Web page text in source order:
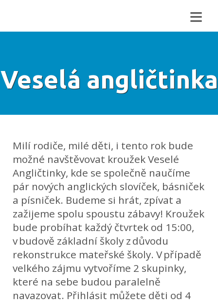
≡
Veselá angličtinka
Milí rodiče, milé děti, i tento rok bude
možné navštěvovat kroužek Veselé
Angličtinky, kde se společně naučíme
pár nových anglických slovíček, básniček
a písniček. Budeme si hrát, zpívat a
zažijeme spolu spoustu zábavy! Kroužek
bude probíhat každý čtvrtek od 15:00,
v budově základní školy z důvodu
rekonstrukce mateřské školy. V případě
velkého zájmu vytvoříme 2 skupinky,
které na sebe budou paralelně
navazovat. Přihlásit můžete děti od 4